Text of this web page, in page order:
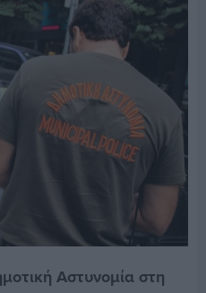
Αστυνομία στη